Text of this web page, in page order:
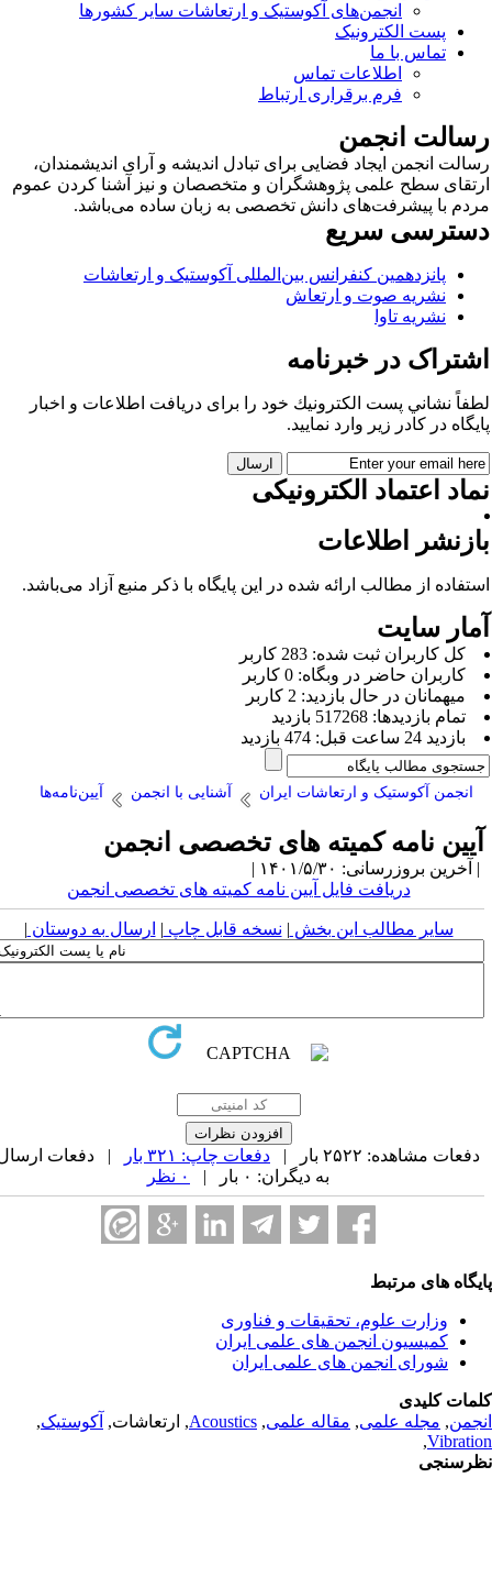
انجمن‌های آکوستیک و ارتعاشات سایر کشورها
پست الکترونیک
تماس با ما
اطلاعات تماس
فرم برقراری ارتباط
انجمن
انجمن ایجاد فضایی برای تبادل اندیشه و آرای اندیشمندان،
سطح علمی پژوهشگران و متخصصان و نیز آشنا کردن عموم
با پیشرفت‌های دانش تخصصی به زبان ساده می‌باشد.
سریع
پانزدهمین کنفرانس بین‌المللی آکوستیک و ارتعاشات
نشریه صوت و ارتعاش
نشریه تاوا
در خبرنامه
نشاني پست الكترونيك خود را برای دريافت اطلاعات و اخبار
در كادر زير وارد نمایید.
اعتماد الکترونیکی
اطلاعات
از مطالب ارائه شده در این پایگاه با ذکر منبع آزاد می‌باشد.
سایت
كل کاربران ثبت شده: 283 کاربر
کاربران حاضر در وبگاه: 0 کاربر
ميهمانان در حال بازديد: 2 کاربر
تمام بازديد‌ها: 517268 بازدید
بازديد 24 ساعت قبل: 474 بازدید
انجمن آکوستیک و ارتعاشات ایران آشنایی با انجمن آیین‌نامه‌ها
نامه کمیته های تخصصی انجمن
بروزرسانی: ۱۴۰۱/۵/۳۰ |
دریافت فایل آیین نامه کمیته های تخصصی انجمن
سایر مطالب این بخش | نسخه قابل چاپ| ارسال به دوستان|
دفعات مشاهده: ۲۵۲۲ بار | دفعات چاپ: ۳۲۱ بار
| دفعات ارسال
به دیگران: ۰ بار |
های مرتبط
وزارت علوم، تحقیقات و فناوری
کمیسیون انجمن های علمی ایران
شورای انجمن های علمی ایران
کلیدی
,مجله علمی, مقاله علمی,
Acoustics, ارتعاشات,آکوستیک,
,